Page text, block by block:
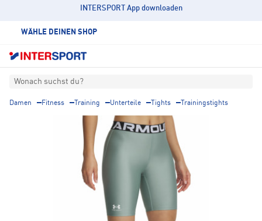
INTERSPORT App downloaden
WÄHLE DEINEN SHOP
Wonach suchst du?
Damen Fitness Training Unterteile Tights Trainingstights